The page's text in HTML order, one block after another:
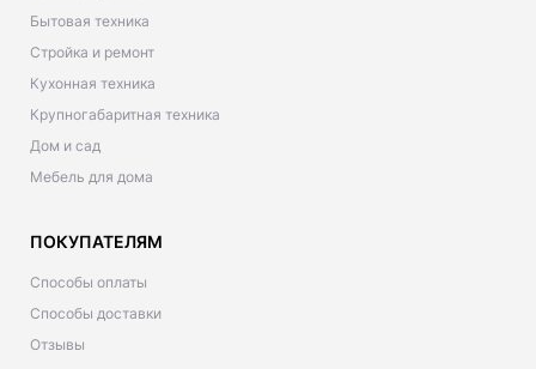
Бытовая техника
Стройка и ремонт
Кухонная техника
Крупногабаритная техника
Дом и сад
Мебель для дома
ПОКУПАТЕЛЯМ
Способы оплаты
Способы доставки
Отзывы